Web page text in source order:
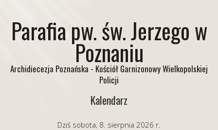
Parafia pw. św. Jerzego w
Poznaniu
Archidiecezja Poznańska - Kościół Garnizonowy Wielkopolskiej
Policji
Kalendarz
Dziś sobota, 8. sierpnia 2026 r.